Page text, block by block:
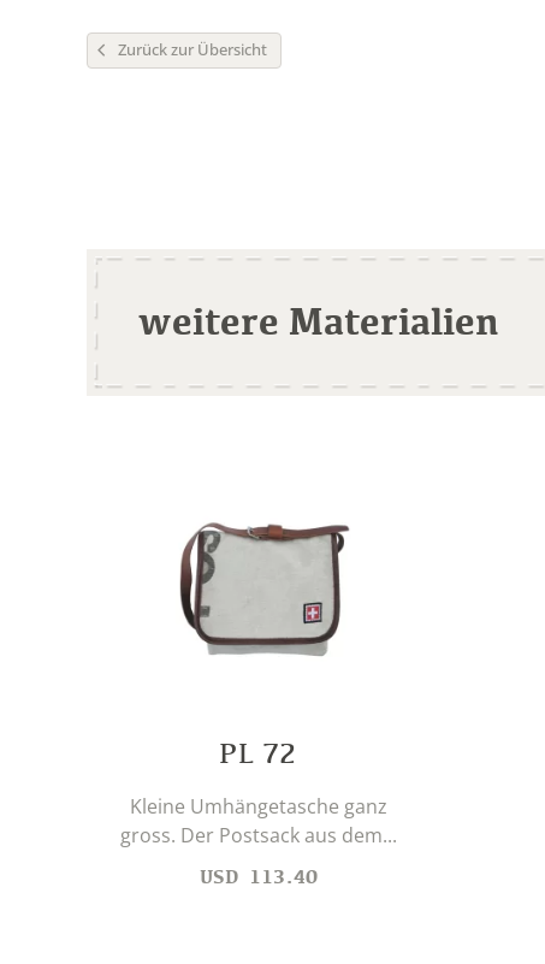
Zurück zur Übersicht
weitere Materialien
PL 72
Kleine Umhängetasche ganz
gross. Der Postsack aus dem...
USD 113.40